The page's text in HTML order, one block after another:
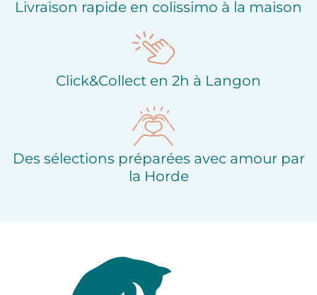
Livraison rapide en colissimo à la maison
Click&Collect en 2h à Langon
Des sélections préparées avec amour par
la Horde